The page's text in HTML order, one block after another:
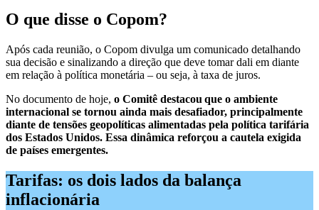
O que disse o Copom?
Após cada reunião, o Copom divulga um comunicado detalhando
sua decisão e sinalizando a direção que deve tomar dali em diante
em relação à política monetária – ou seja, à taxa de juros.
No documento de hoje, o Comitê destacou que o ambiente
internacional se tornou ainda mais desafiador, principalmente
diante de tensões geopolíticas alimentadas pela política tarifária
dos Estados Unidos. Essa dinâmica reforçou a cautela exigida
de países emergentes.
Tarifas: os dois lados da balança
inflacionária